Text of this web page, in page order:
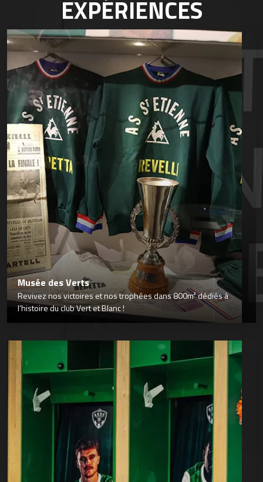
EXPÉRIENCES
Musée des Verts
Revivez nos victoires et nos trophées dans 800m² dédiés à
l’histoire du club Vert et Blanc !